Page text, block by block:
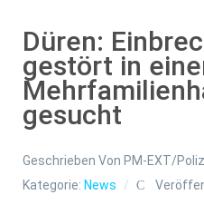
Düren:
gestört in
gesucht
Geschrieben Von PM-EXT/
Kategorie: News